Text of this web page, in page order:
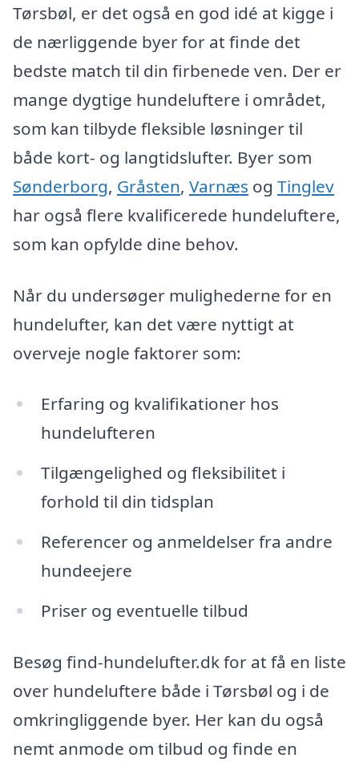
Tørsbøl, er det også en god idé at kigge i
de nærliggende byer for at finde det
bedste match til din firbenede ven. Der er
mange dygtige hundeluftere i området,
som kan tilbyde fleksible løsninger til
både kort- og langtidslufter. Byer som
Sønderborg, Gråsten, Varnæs og Tinglev
har også flere kvalificerede hundeluftere,
som kan opfylde dine behov.
Når du undersøger mulighederne for en
hundelufter, kan det være nyttigt at
overveje nogle faktorer som:
Erfaring og kvalifikationer hos
hundelufteren
Tilgængelighed og fleksibilitet i
forhold til din tidsplan
Referencer og anmeldelser fra andre
hundeejere
Priser og eventuelle tilbud
Besøg find-hundelufter.dk for at få en liste
over hundeluftere både i Tørsbøl og i de
omkringliggende byer. Her kan du også
nemt anmode om tilbud og finde en